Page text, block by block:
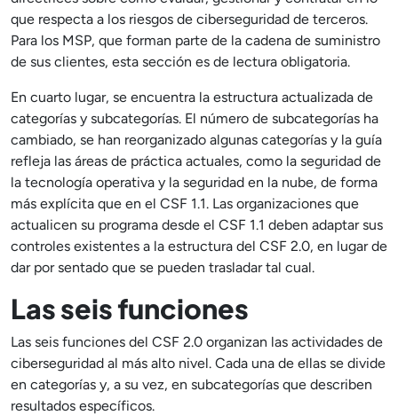
que respecta a los riesgos de ciberseguridad de terceros.
Para los MSP, que forman parte de la cadena de suministro
de sus clientes, esta sección es de lectura obligatoria.
En cuarto lugar, se encuentra la estructura actualizada de
categorías y subcategorías. El número de subcategorías ha
cambiado, se han reorganizado algunas categorías y la guía
refleja las áreas de práctica actuales, como la seguridad de
la tecnología operativa y la seguridad en la nube, de forma
más explícita que en el CSF 1.1. Las organizaciones que
actualicen su programa desde el CSF 1.1 deben adaptar sus
controles existentes a la estructura del CSF 2.0, en lugar de
dar por sentado que se pueden trasladar tal cual.
Las seis funciones
Las seis funciones del CSF 2.0 organizan las actividades de
ciberseguridad al más alto nivel. Cada una de ellas se divide
en categorías y, a su vez, en subcategorías que describen
resultados específicos.